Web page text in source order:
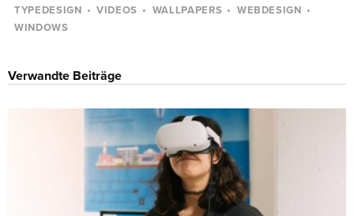
TYPEDESIGN
VIDEOS WALLPAPERS
WEBDESIGN
WINDOWS
Verwandte Beiträge